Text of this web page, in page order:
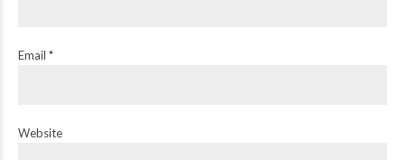
Email *
Website